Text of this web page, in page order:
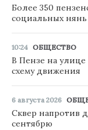
Более 350
социальных нянь
10:24 ОБЩЕСТВО
В Пензе на улице
схему движения
6 августа 2026
Сквер напротив
сентябрю